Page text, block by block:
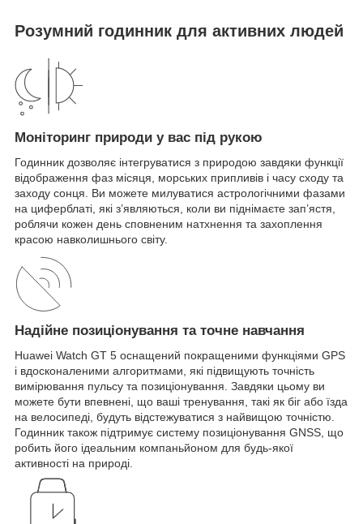
Розумний годинник для активних людей
Моніторинг природи у вас під рукою
Годинник дозволяє інтегруватися з природою завдяки функції
відображення фаз місяця, морських припливів і часу сходу та
заходу сонця. Ви можете милуватися астрологічними фазами
на циферблаті, які з’являються, коли ви піднімаєте зап’ястя,
роблячи кожен день сповненим натхнення та захоплення
красою навколишнього світу.
Надійне позиціонування та точне навчання
Huawei Watch GT 5 оснащений покращеними функціями GPS
і вдосконаленими алгоритмами, які підвищують точність
вимірювання пульсу та позиціонування. Завдяки цьому ви
можете бути впевнені, що ваші тренування, такі як біг або їзда
на велосипеді, будуть відстежуватися з найвищою точністю.
Годинник також підтримує систему позиціонування GNSS, що
робить його ідеальним компаньйоном для будь-якої
активності на природі.